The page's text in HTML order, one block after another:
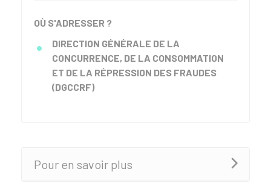
OÙ S'ADRESSER ?
DIRECTION GÉNÉRALE DE LA
CONCURRENCE, DE LA CONSOMMATION
ET DE LA RÉPRESSION DES FRAUDES
(DGCCRF)
Pour en savoir plus